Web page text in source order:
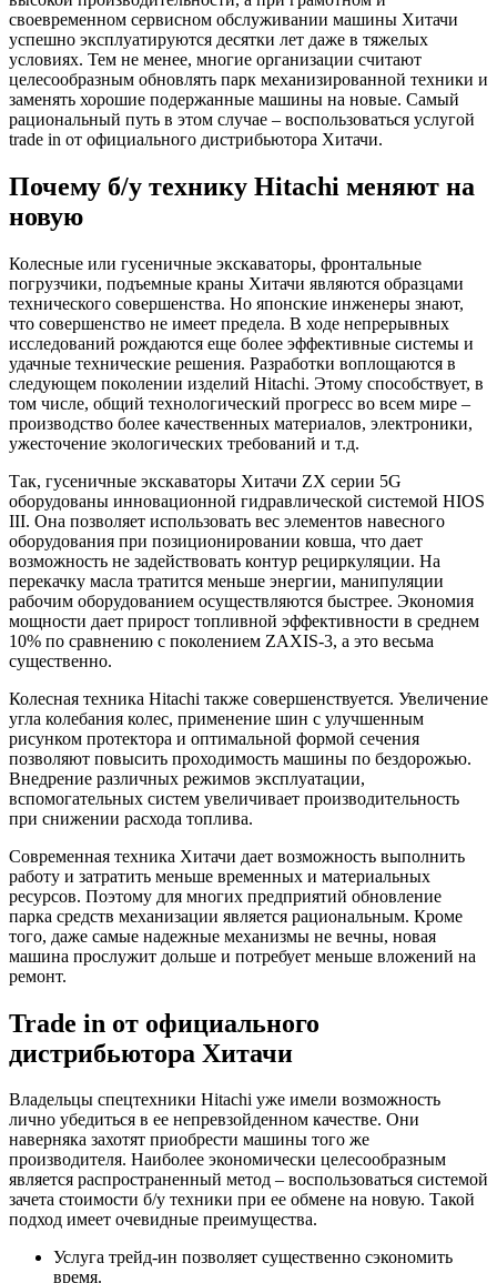
своевременном сервисном обслуживании машины Хитачи
успешно эксплуатируются десятки лет даже в тяжелых
условиях. Тем не менее, многие организации считают
целесообразным обновлять парк механизированной техники и
заменять хорошие подержанные машины на новые. Самый
рациональный путь в этом случае – воспользоваться услугой
trade in от официального дистрибьютора Хитачи.
Почему б/у технику Hitachi меняют на
новую
Колесные или гусеничные экскаваторы, фронтальные
погрузчики, подъемные краны Хитачи являются образцами
технического совершенства. Но японские инженеры знают,
что совершенство не имеет предела. В ходе непрерывных
исследований рождаются еще более эффективные системы и
удачные технические решения. Разработки воплощаются в
следующем поколении изделий Hitachi. Этому способствует, в
том числе, общий технологический прогресс во всем мире –
производство более качественных материалов, электроники,
ужесточение экологических требований и т.д.
Так, гусеничные экскаваторы Хитачи ZX серии 5G
оборудованы инновационной гидравлической системой HIOS
III. Она позволяет использовать вес элементов навесного
оборудования при позиционировании ковша, что дает
возможность не задействовать контур рециркуляции. На
перекачку масла тратится меньше энергии, манипуляции
рабочим оборудованием осуществляются быстрее. Экономия
мощности дает прирост топливной эффективности в среднем
10% по сравнению с поколением ZAXIS-3, а это весьма
существенно.
Колесная техника Hitachi также совершенствуется. Увеличение
угла колебания колес, применение шин с улучшенным
рисунком протектора и оптимальной формой сечения
позволяют повысить проходимость машины по бездорожью.
Внедрение различных режимов эксплуатации,
вспомогательных систем увеличивает производительность
при снижении расхода топлива.
Современная техника Хитачи дает возможность выполнить
работу и затратить меньше временных и материальных
ресурсов. Поэтому для многих предприятий обновление
парка средств механизации является рациональным. Кроме
того, даже самые надежные механизмы не вечны, новая
машина прослужит дольше и потребует меньше вложений на
ремонт.
Trade in от официального
дистрибьютора Хитачи
Владельцы спецтехники Hitachi уже имели возможность
лично убедиться в ее непревзойденном качестве. Они
наверняка захотят приобрести машины того же
производителя. Наиболее экономически целесообразным
является распространенный метод – воспользоваться системой
зачета стоимости б/у техники при ее обмене на новую. Такой
подход имеет очевидные преимущества.
Услуга трейд-ин позволяет существенно сэкономить
время.